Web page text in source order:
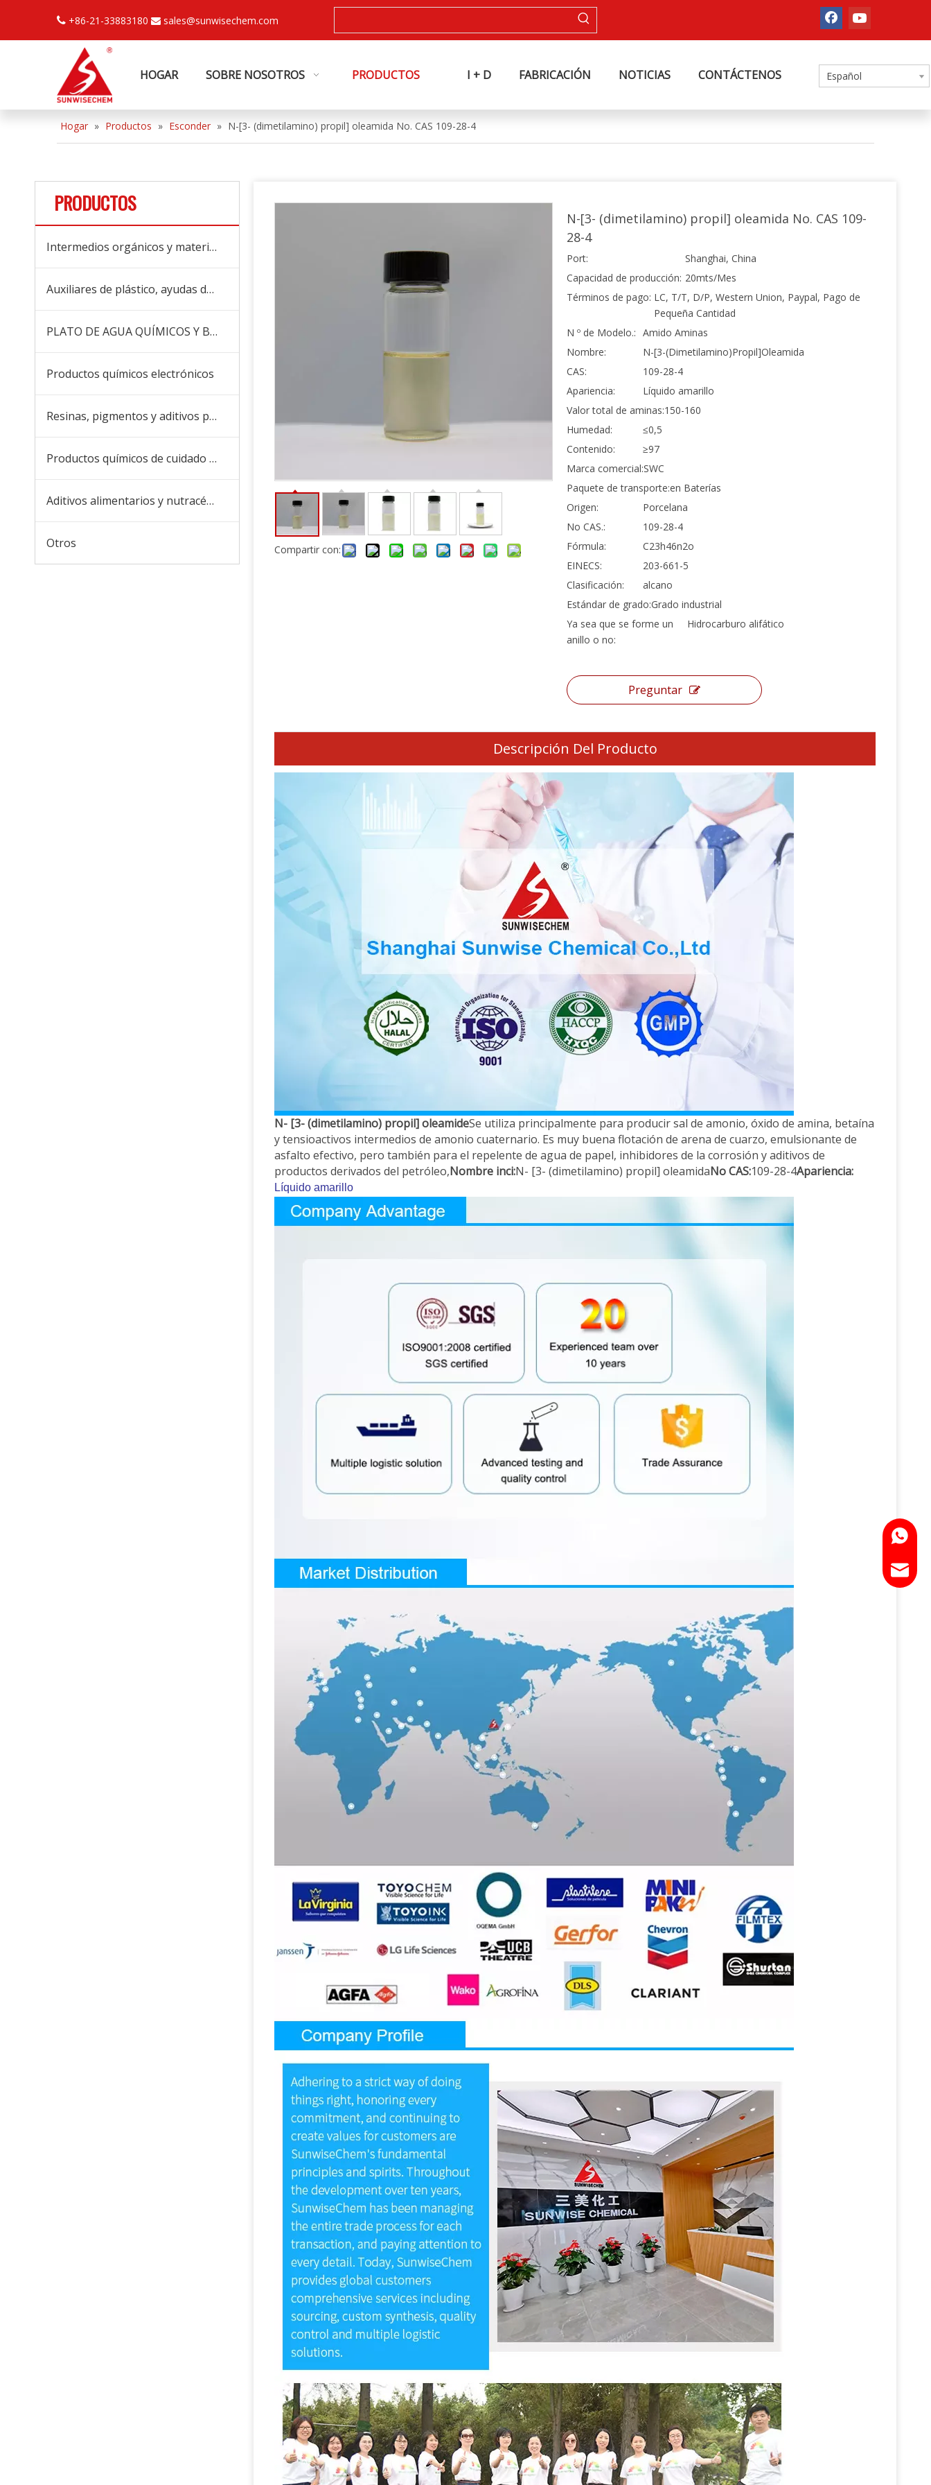
 +86-21-33883180  sales@sunwisechem.com
HOGAR SOBRE NOSOTROS PRODUCTOS I + D FABRICACIÓN NOTICIAS CONTÁCTENOS Español
Hogar » Productos » Esconder » N-[3- (dimetilamino) propil] oleamida No. CAS 109-28-4
PRODUCTOS
Intermedios orgánicos y materias primas
Auxiliares de plástico, ayudas de procesamiento y aditivos
PLATO DE AGUA QUÍMICOS Y BOICIDES
Productos químicos electrónicos
Resinas, pigmentos y aditivos para recubrimientos y tintas
Productos químicos de cuidado diario
Aditivos alimentarios y nutracéuticos
Otros Compartir con:
N-[3- (dimetilamino) propil] oleamida No. CAS 109-
28-4
Port:
Shanghai, China
Capacidad de producción: 20mts/Mes
Términos de pago: LC, T/T, D/P, Western Union, Paypal, Pago de
Pequeña Cantidad
N º de Modelo.: Amido Aminas
Nombre:
N-[3-(Dimetilamino)Propil]Oleamida
CAS:
109-28-4
Apariencia:
Líquido amarillo
Valor total de aminas:150-160
Humedad:
≤0,5
Contenido:
≥97
Marca comercial:SWC
Paquete de transporte:en Baterías
Origen:
Porcelana
No CAS.:
109-28-4
Fórmula:
C23h46n2o
EINECS:
203-661-5
Clasificación:
alcano
Estándar de grado:Grado industrial
Ya sea que se forme un
anillo o no:
Hidrocarburo alifático
Preguntar
Descripción Del Producto
N- [3- (dimetilamino) propil] oleamideSe utiliza principalmente para producir sal de amonio, óxido de amina, betaína
y tensioactivos intermedios de amonio cuaternario. Es muy buena flotación de arena de cuarzo, emulsionante de
asfalto efectivo, pero también para el repelente de agua de papel, inhibidores de la corrosión y aditivos de
productos derivados del petróleo,Nombre inci:N- [3- (dimetilamino) propil] oleamidaNo CAS:109-28-4Apariencia:
Líquido amarillo
Email